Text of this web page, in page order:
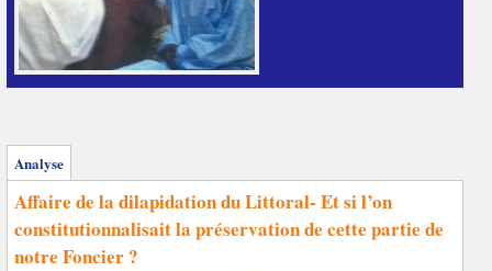
Analyse
Affaire de la dilapidation du Littoral- Et si l’on
constitutionnalisait la préservation de cette partie de
notre Foncier ?